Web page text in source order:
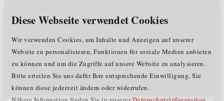
Diese Webseite verwendet Cookies
Wir verwenden Cookies, um Inhalte und Anzeigen auf unserer
Website zu personalisieren, Funktionen für soziale Medien anbieten
zu können und um die Zugriffe auf unsere Website zu analysieren.
Bitte erteilen Sie uns dafür Ihre entsprechende Einwilligung, Sie
können diese jederzeit ändern oder widerrufen.
Datenschutzinformation
Liimmi
Familie bleiben. Das clevere Produktdesign
ermöglicht eine längere Produktlebensdauer.
Abfallminimierung und Verringerung der
Plastikverschmutzung sind die nachhaltigen Ziele
unseres Geschäfts, um unseren Kindern eine bessere
Zukunft zu ermöglichen.